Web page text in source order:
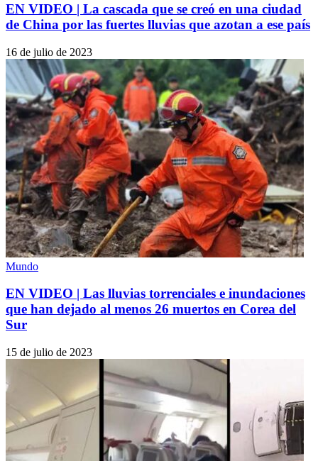
EN VIDEO | La cascada que se creó en una ciudad
de China por las fuertes lluvias que azotan a ese país
16 de julio de 2023
Mundo
EN VIDEO | Las lluvias torrenciales e inundaciones
que han dejado al menos 26 muertos en Corea del
Sur
15 de julio de 2023